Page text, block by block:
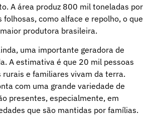
A área produz 800 mil toneladas por
folhosas, como alface e repolho, o que
produtora brasileira.
uma importante geradora de
A estimativa é que 20 mil pessoas
e familiares vivam da terra.
com uma grande variedade de
presentes, especialmente, em
que são mantidas por famílias.